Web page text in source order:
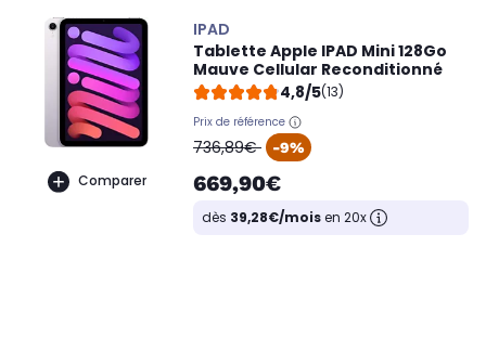
Comparer
IPAD
Tablette Apple IPAD Mini 128Go
Mauve Cellular Reconditionné
4,8/5(13)
Prix de référence
oldPrice
736,89€ -9%
669,90€
dès 39,28€/moisen 20x